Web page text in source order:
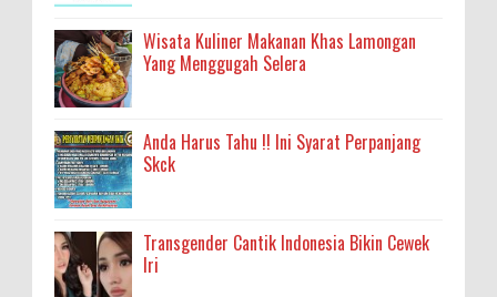
Wisata Kuliner Makanan Khas Lamongan
Yang Menggugah Selera
Anda Harus Tahu !! Ini Syarat Perpanjang
Skck
Transgender Cantik Indonesia Bikin Cewek
Iri